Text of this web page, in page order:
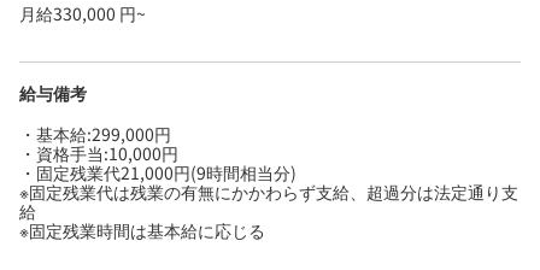
月給330,000 円~
給与備考
・基本給:299,000円
・資格手当:10,000円
・固定残業代21,000円(9時間相当分)
※固定残業代は残業の有無にかかわらず支給、超過分は法定通り支
給
※固定残業時間は基本給に応じる